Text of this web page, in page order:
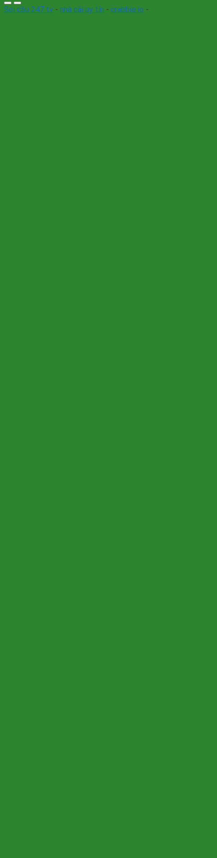
Soi cầu 247 tv - nhà cái uy tín - crabbie.io -